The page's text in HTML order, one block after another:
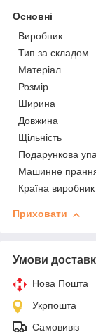
Основні
Виробник
Тип за складом
Матеріал
Розмір
Ширина
Довжина
Щільність
Подарункова
Машинне
Країна виробник
Приховати
Умови
Нова Пошта
Укрпошта
Самовивіз